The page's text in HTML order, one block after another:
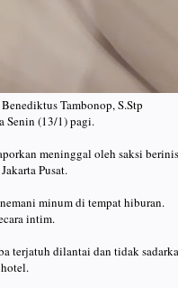
Tambonop, S.Stp
Senin (13/1) pagi.
meninggal oleh saksi
Pusat.
minum di tempat hiburan.
intim.
terjatuh dilantai dan tidak